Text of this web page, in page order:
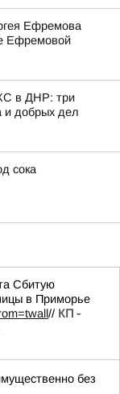
Ефремова
Ефремовой
в ДНР: три
и добрых дел
сока
Сбитую
в Приморье
// КП -
без